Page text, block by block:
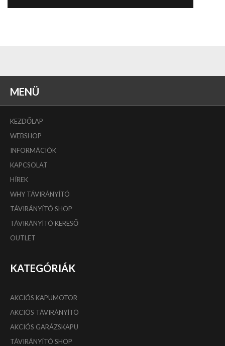
MENÜ
KEZDŐLAP
WEBSHOP
INFORMÁCIÓK
KAPCSOLAT
HÍREK
WHY TÁVIRÁNYÍTÓ
TÁVIRÁNYÍTÓ SHOP
TÁVIRÁNYÍTÓ KERESŐ
OUTLET
KATEGÓRIÁK
AKCIÓS KAPUMOTOR
AKCIÓS TÁVIRÁNYÍTÓ
AKCIÓS GARÁZSKAPU
TÁVIRÁNYÍTÓ SHOP